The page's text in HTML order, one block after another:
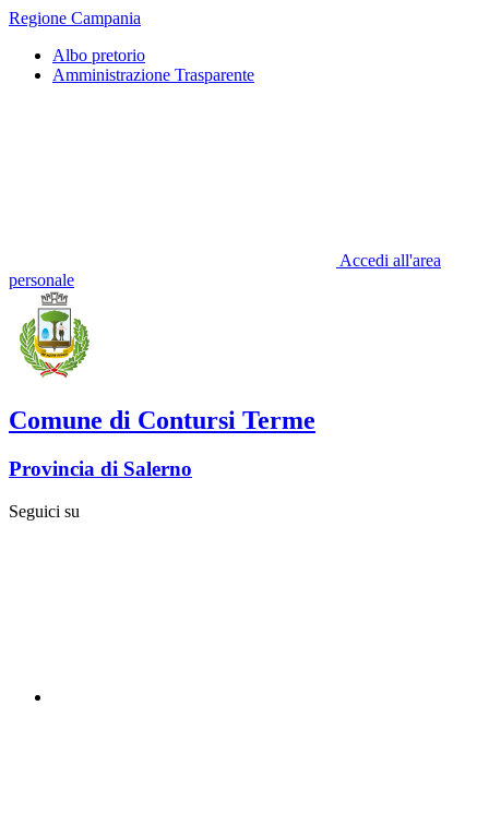
Regione Campania
Albo pretorio
Amministrazione Trasparente
Accedi all'area
personale
Comune di Contursi Terme
Provincia di Salerno
Seguici su